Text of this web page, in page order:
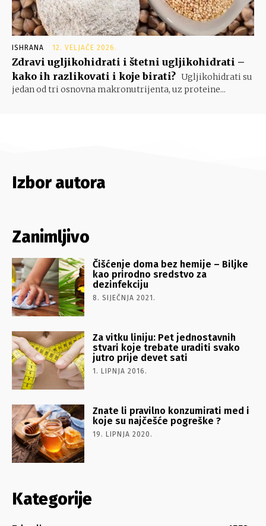
ISHRANA 12. VELJAČE 2026.
Zdravi ugljikohidrati i štetni ugljikohidrati –
kako ih razlikovati i koje birati? Ugljikohidrati su
jedan od tri osnovna makronutrijenta, uz proteine...
Izbor autora
Zanimljivo
Čišćenje doma bez hemije – Biljke
kao prirodno sredstvo za
dezinfekciju
8. SIJEČNJA 2021.
Za vitku liniju: Pet jednostavnih
stvari koje trebate uraditi svako
jutro prije devet sati
1. LIPNJA 2016.
Znate li pravilno konzumirati med i
koje su najčešće pogreške ?
19. LIPNJA 2020.
Kategorije